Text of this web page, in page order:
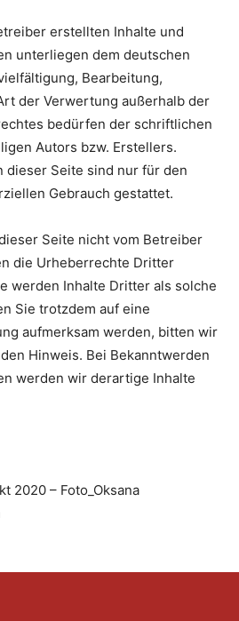
erstellten Inhalte und
unterliegen dem deutschen
Bearbeitung,
der Verwertung außerhalb der
bedürfen der schriftlichen
Autors bzw. Erstellers.
dieser Seite sind nur für den
Gebrauch gestattet.
Seite nicht vom Betreiber
die Urheberrechte Dritter
werden Inhalte Dritter als solche
Sie trotzdem auf eine
aufmerksam werden, bitten wir
Hinweis. Bei Bekanntwerden
werden wir derartige Inhalte
2020 – Foto_Oksana